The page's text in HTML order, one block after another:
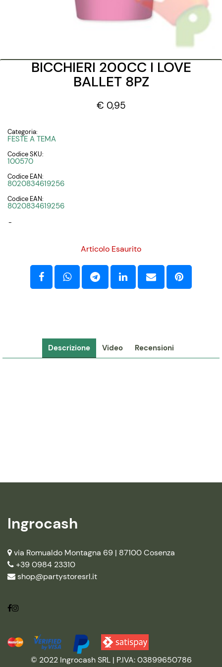
BICCHIERI 200CC I LOVE
BALLET 8PZ
€ 0,95
Categoria:
FESTE A TEMA
Codice SKU:
100570
Codice EAN:
8020834619256
Codice EAN:
8020834619256
-
Articolo Esaurito
Descrizione Video Recensioni
Ingrocash
via Romualdo Montagna 69 | 87100 Cosenza
+39 0984 23310
shop@partystoresrl.it
© 2022 Ingrocash SRL | P.IVA: 03899650786